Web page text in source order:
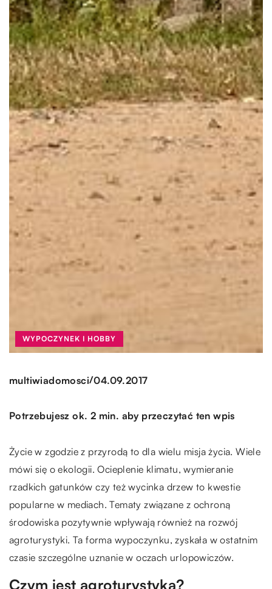
WYPOCZYNEK I HOBBY
multiwiadomosci/04.09.2017
Potrzebujesz ok. 2 min. aby przeczytać ten wpis
Życie w zgodzie z przyrodą to dla wielu misja życia. Wiele
mówi się o ekologii. Ocieplenie klimatu, wymieranie
rzadkich gatunków czy też wycinka drzew to kwestie
popularne w mediach. Tematy związane z ochroną
środowiska pozytywnie wpływają również na rozwój
agroturystyki. Ta forma wypoczynku, zyskała w ostatnim
czasie szczególne uznanie w oczach urlopowiczów.
Czym jest agroturystyka?